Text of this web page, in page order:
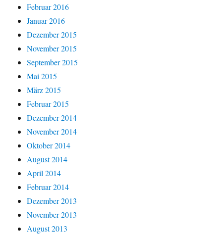
Februar 2016
Januar 2016
Dezember 2015
November 2015
September 2015
Mai 2015
März 2015
Februar 2015
Dezember 2014
November 2014
Oktober 2014
August 2014
April 2014
Februar 2014
Dezember 2013
November 2013
August 2013